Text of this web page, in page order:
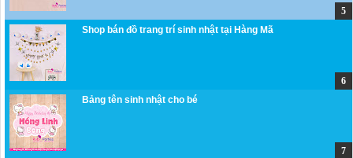
Shop bán đồ trang trí sinh nhật tại Hàng Mã
Bảng tên sinh nhật cho bé